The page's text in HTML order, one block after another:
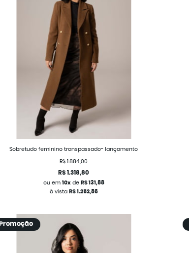
Sobretudo feminino transpassado- lançamento
R$ 1.884,00
R$ 1.318,80
ou em 10xde R$ 131,88
à vista R$ 1.252,86
Promoção